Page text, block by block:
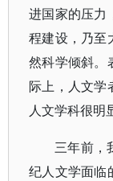
进国家的压力
程建设，乃至
然科学倾斜。
际上，人文学
人文学科很明
三年前，
纪人文学面临